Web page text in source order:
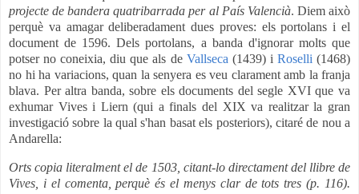
projecte de bandera quatribarrada per al País Valencià. Diem això
perquè va amagar deliberadament dues proves: els portolans i el
document de 1596. Dels portolans, a banda d'ignorar molts que
potser no coneixia, diu que als de Vallseca (1439) i Roselli(1468)
no hi ha variacions, quan la senyera es veu clarament amb la franja
blava. Per altra banda, sobre els documents del segle XVI que va
exhumar Vives i Liern (qui a finals del XIX va realitzar la gran
investigació sobre la qual s'han basat els posteriors), citaré de nou a
Andarella:
Orts copia literalment el de 1503, citant-lo directament del llibre de
Vives, i el comenta, perquè és el menys clar de tots tres (p. 116).